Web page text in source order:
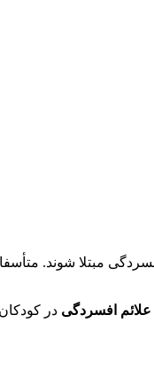
مبتلا شوند.
علائم افسردگی در